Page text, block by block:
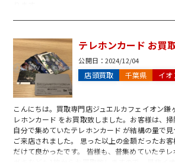
テレホンカード お買
公開日： 2024/12/04
店頭買取 千葉県 イオ
こんにちは。買取専門店ジュエルカフェイオン鎌
レホンカード をお買取致しました。お客様は、
自分で集めていたテレホンカード が結構の量で
ご来店されました。 思った以上の金額だったお
だけて良かったです。 皆様も、昔集めていたテ
ガキなども1枚からお買取致しますので、是非イ